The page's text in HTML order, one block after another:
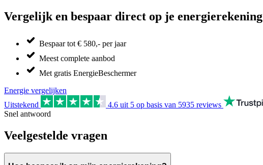
Vergelijk en bespaar direct op je energierekening
Bespaar tot € 580,- per jaar
Meest complete aanbod
Met gratis EnergieBeschermer
Energie vergelijken
Uitstekend
4.6 uit 5 op basis van 5935 reviews
Snel antwoord
Veelgestelde vragen